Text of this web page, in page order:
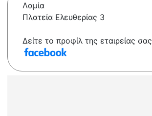
Λαμία
Πλατεία Ελευθερίας 3
Δείτε το προφίλ της εταιρείας σας